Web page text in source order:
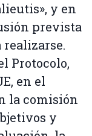
y en
prevista
realizarse.
Protocolo,
en el
la comisión
y